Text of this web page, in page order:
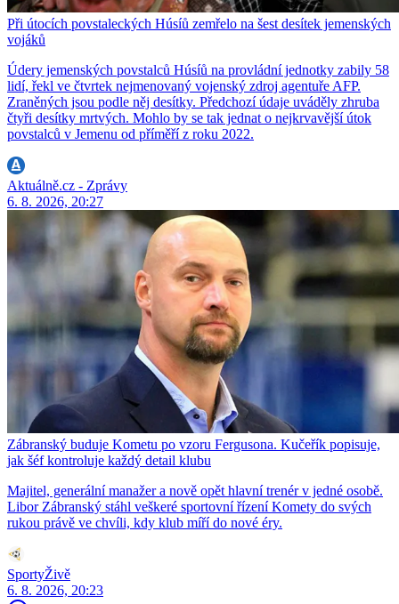
Při útocích povstaleckých Húsíů zemřelo na šest desítek jemenských
vojáků
Údery jemenských povstalců Húsíů na provládní jednotky zabily 58
lidí, řekl ve čtvrtek nejmenovaný vojenský zdroj agentuře AFP.
Zraněných jsou podle něj desítky. Předchozí údaje uváděly zhruba
čtyři desítky mrtvých. Mohlo by se tak jednat o nejkrvavější útok
povstalců v Jemenu od příměří z roku 2022.
Aktuálně.cz - Zprávy
6. 8. 2026, 20:27
Zábranský buduje Kometu po vzoru Fergusona. Kučeřík popisuje,
jak šéf kontroluje každý detail klubu
Majitel, generální manažer a nově opět hlavní trenér v jedné osobě.
Libor Zábranský stáhl veškeré sportovní řízení Komety do svých
rukou právě ve chvíli, kdy klub míří do nové éry.
SportyŽivě
6. 8. 2026, 20:23